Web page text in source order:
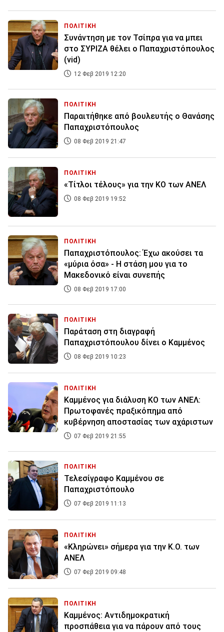
ΠΟΛΙΤΙΚΗ
Συνάντηση με τον Τσίπρα για να μπει
στο ΣΥΡΙΖΑ θέλει ο Παπαχριστόπουλος
(vid)
12 Φεβ 2019 12:20
ΠΟΛΙΤΙΚΗ
Παραιτήθηκε από βουλευτής ο Θανάσης
Παπαχριστόπουλος
08 Φεβ 2019 21:47
ΠΟΛΙΤΙΚΗ
«Τίτλοι τέλους» για την ΚΟ των ΑΝΕΛ
08 Φεβ 2019 19:52
ΠΟΛΙΤΙΚΗ
Παπαχριστόπουλος: Έχω ακούσει τα
«μύρια όσα» - Η στάση μου για το
Μακεδονικό είναι συνεπής
08 Φεβ 2019 17:00
ΠΟΛΙΤΙΚΗ
Παράταση στη διαγραφή
Παπαχριστόπουλου δίνει ο Καμμένος
08 Φεβ 2019 10:23
ΠΟΛΙΤΙΚΗ
Καμμένος για διάλυση ΚΟ των ΑΝΕΛ:
Πρωτοφανές πραξικόπημα από
κυβέρνηση αποστασίας των αχάριστων
07 Φεβ 2019 21:55
ΠΟΛΙΤΙΚΗ
Τελεσίγραφο Καμμένου σε
Παπαχριστόπουλο
07 Φεβ 2019 11:13
ΠΟΛΙΤΙΚΗ
«Κληρώνει» σήμερα για την Κ.Ο. των
ΑΝΕΛ
07 Φεβ 2019 09:48
ΠΟΛΙΤΙΚΗ
Καμμένος: Αντιδημοκρατική
προσπάθεια για να πάρουν από τους